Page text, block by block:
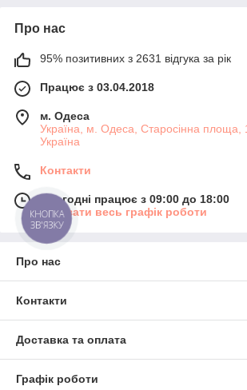
Про нас
95% позитивних з 2631 відгука за рік
Працює з 03.04.2018
м. Одеса
Україна, м. Одеса, Старосінна площа,
Україна
Контакти
Сьогодні працює з 09:00 до 18:00
Показати весь графік роботи
Про нас
Контакти
Доставка та оплата
Графік роботи
КНОПКА
ЗВ'ЯЗКУ